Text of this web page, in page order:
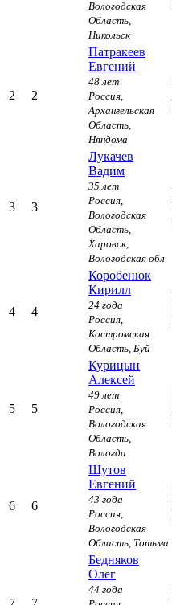
Вологодская
Область,
Никольск
2 2
Патракеев
Евгений
48 лет
Россия,
Архангельская
Область,
Няндома
3 3
Лукачев
Вадим
35 лет
Россия,
Вологодская
Область,
Харовск,
Вологодская обл
4 4
Коробенюк
Кирилл
24 года
Россия,
Костромская
Область, Буй
5 5
Курицын
Алексей
49 лет
Россия,
Вологодская
Область,
Вологда
6 6
Шутов
Евгений
43 года
Россия,
Вологодская
Область, Тотьма
Бедняков
Олег
44 года